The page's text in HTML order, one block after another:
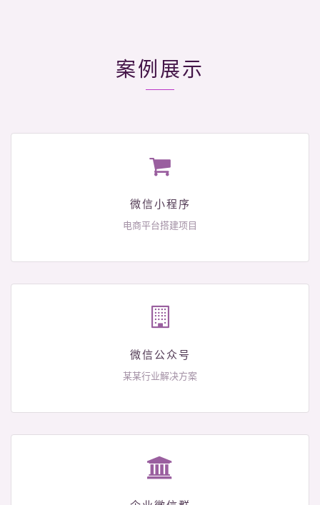
案例展示
微信小程序
电商平台搭建项目
微信公众号
某某行业解决方案